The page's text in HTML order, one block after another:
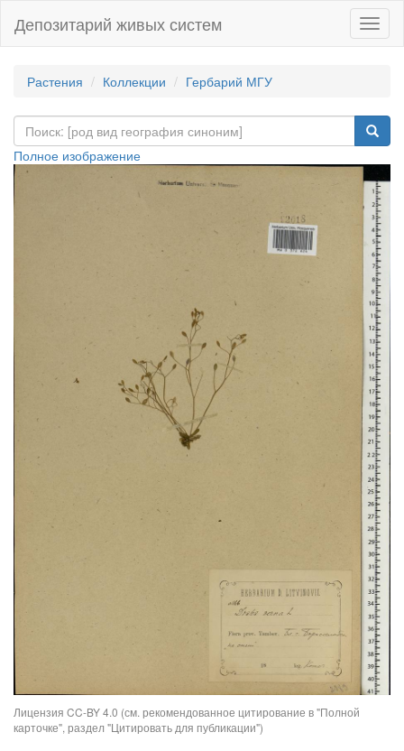
Депозитарий живых систем
Растения Коллекции Гербарий МГУ
Полное изображение
Лицензия CC-BY 4.0 (см. рекомендованное цитирование в "Полной
карточке", раздел "Цитировать для публикации")